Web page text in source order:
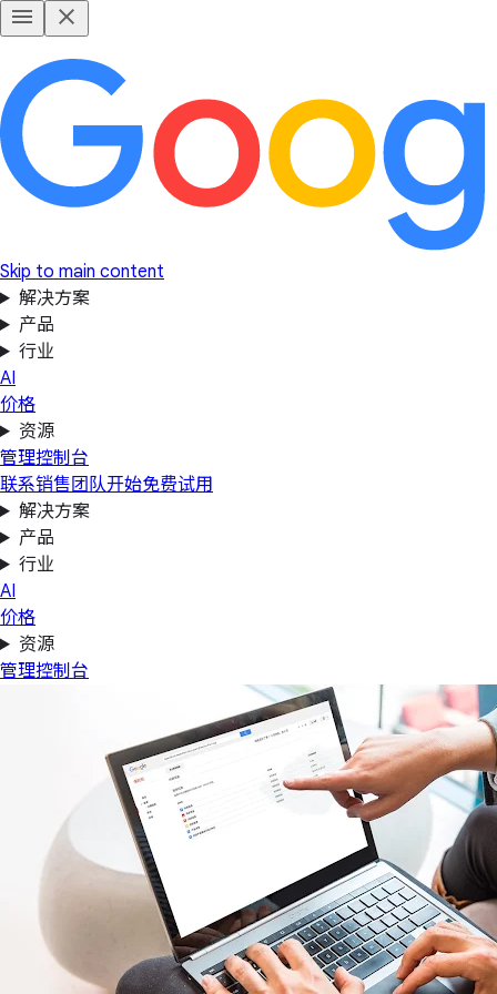
Skip to main content
解决方案
产品
行业
AI
价格
资源
管理控制台
联系销售团队开始免费试用
解决方案
产品
行业
AI
价格
资源
管理控制台